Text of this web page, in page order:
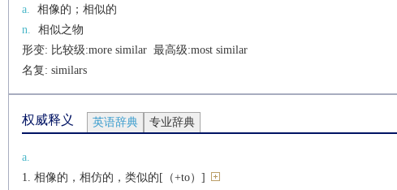
a.
相像的；相似的
n.
相似之物
形变: 比较级:more similar 最高级:most similar
名复: similars
权威释义 英语辞典 专业辞典
a.
相像的，相仿的，类似的[（+to）]